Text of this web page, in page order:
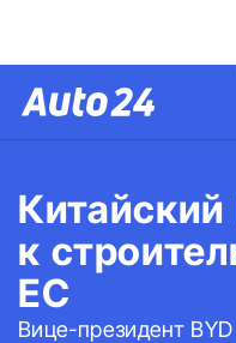
Китайский
к
ЕС
Вице-президент